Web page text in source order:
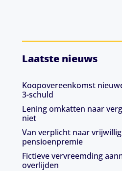
Laatste nieuws
Koopovereenkomst
3-schuld
Lening omkatten naar
niet
Van verplicht naar
pensioenpremie
Fictieve vervreemding
overlijden